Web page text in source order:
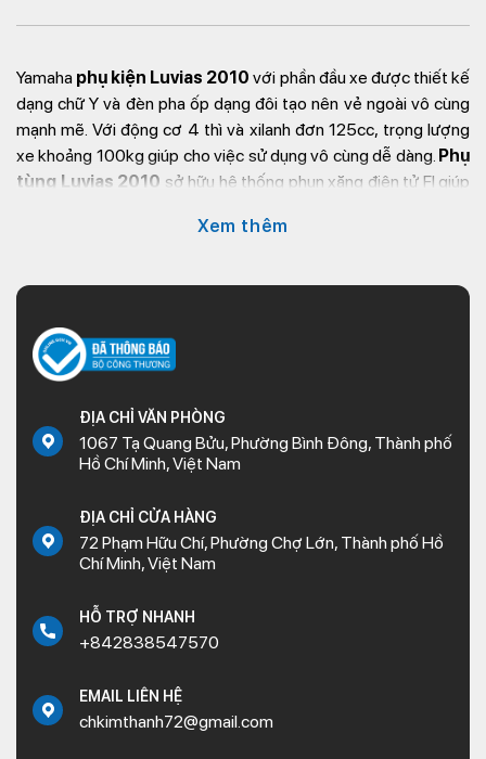
Yamaha phụ kiện Luvias 2010 với phần đầu xe được thiết kế
dạng chữ Y và đèn pha ốp dạng đôi tạo nên vẻ ngoài vô cùng
mạnh mẽ. Với động cơ 4 thì và xilanh đơn 125cc, trọng lượng
xe khoảng 100kg giúp cho việc sử dụng vô cùng dễ dàng. Phụ
tùng Luvias 2010 sở hữu hệ thống phun xăng điện tử FI giúp
thế, với tiêu chí hoạt động “Chất lượng tạo niềm tin”, Kim
Thành xin cam kết:
Cácphụ tùng xe máy chính hãng
mác chưa sử dụng
Chính sách hỗ trợ khách hàng, hỗ trợ đổi trả 1-1 đối với
những sản phẩm bị lỗi do nhà sản xuất và được thay thế
Khi đặt hàng tại nội thành TP.HCM sẽ dược giao trước
17h sau 1 ngày đặt. Đối với các khách hàng ngoại thành
thì thời gian giao hàng sẽ từ 3-7 ngày tùy thuộc vào vị trí
Xem thêm
ĐỊA CHỈ VĂN PHÒNG
1067 Tạ Quang Bửu, Phường Bình Đông, Thành phố
Hồ Chí Minh, Việt Nam
ĐỊA CHỈ CỬA HÀNG
72 Phạm Hữu Chí, Phường Chợ Lớn, Thành phố Hồ
Chí Minh, Việt Nam
HỖ TRỢ NHANH
+842838547570
EMAIL LIÊN HỆ
chkimthanh72@gmail.com